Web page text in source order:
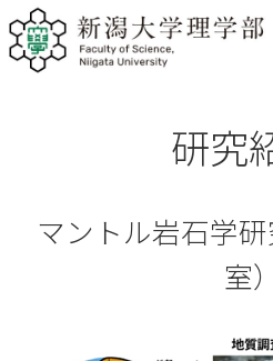
研究
マントル岩石学
室）